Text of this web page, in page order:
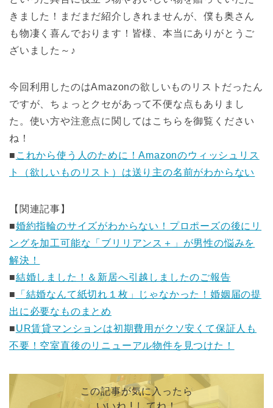
きました！まだまだ紹介しきれませんが、僕も奥さん
も物凄く喜んでおります！皆様、本当にありがとうご
ざいました～♪
今回利用したのはAmazonの欲しいものリストだったん
ですが、ちょっとクセがあって不便な点もありまし
た。使い方や注意点に関してはこちらを御覧ください
ね！
■ これから使う人のために！Amazonのウィッシュリス
ト（欲しいものリスト）は送り主の名前がわからない
【関連記事】
■婚約指輪のサイズがわからない！プロポーズの後にリ
ングを加工可能な「ブリリアンス＋」が男性の悩みを
解決！
■結婚しました！＆新居へ引越しましたのご報告
■
「結婚なんて紙切れ１枚」じゃなかった！婚姻届の提
出に必要なものまとめ
■UR賃貸マンションは初期費用がクソ安くて保証人も
不要！空室直後のリニューアル物件を見つけた！
この記事が気に入ったら